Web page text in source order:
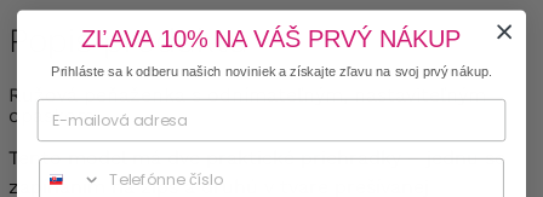
Popis produktu
Ružová peňaženka s odnímateľným, nastaviteľným
opaskom
Tento model má dve praktické priehradky – jednu so
zapínaním na zips a druhú v tvare prešívanej
ZĽAVA 10% NA VÁŠ PRVÝ NÁKUP
Prihláste sa k odberu našich noviniek a získajte zľavu na svoj prvý nákup.
Phone